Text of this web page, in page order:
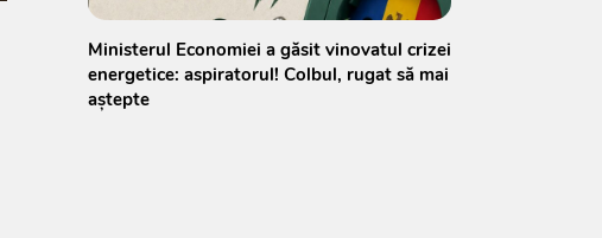
Ministerul Economiei a găsit vinovatul crizei
energetice: aspiratorul! Colbul, rugat să mai
aștepte